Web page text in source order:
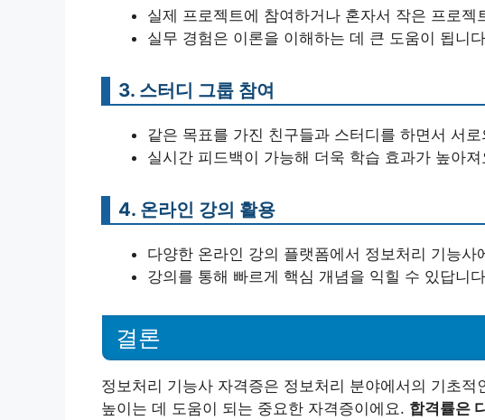
실제 프로젝트에 참여하거나 혼자서 작은 프로젝
실무 경험은 이론을 이해하는 데 큰 도움이 됩니
3. 스터디 그룹 참여
같은 목표를 가진 친구들과 스터디를 하면서 서
실시간 피드백이 가능해 더욱 학습 효과가 높아져
4. 온라인 강의 활용
다양한 온라인 강의 플랫폼에서 정보처리 기능
강의를 통해 빠르게 핵심 개념을 익힐 수 있답니
결론
정보처리 기능사 자격증은 정보처리 분야에서의 기초
높이는 데 도움이 되는 중요한 자격증이에요. 합격률은